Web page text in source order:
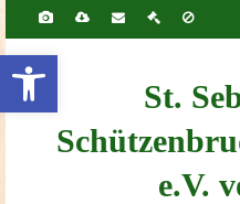
Werkzeugleiste öffnen
springen
St.
e.V.